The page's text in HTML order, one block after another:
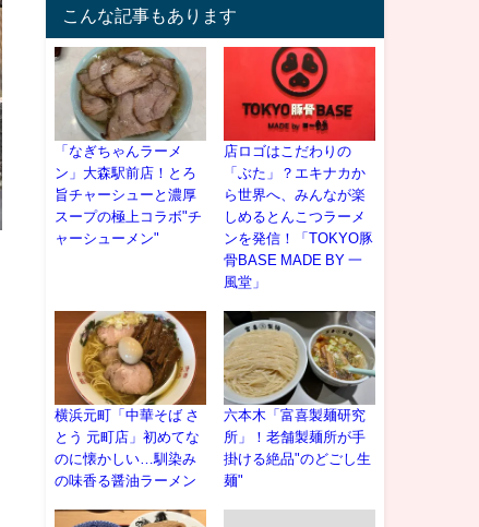
こんな記事もあります
「なぎちゃんラーメ
ン」大森駅前店！とろ
旨チャーシューと濃厚
スープの極上コラボ"チ
ャーシューメン"
店ロゴはこだわりの
「ぶた」？エキナカか
ら世界へ、みんなが楽
しめるとんこつラーメ
ンを発信！「TOKYO豚
骨BASE MADE BY 一
風堂」
横浜元町「中華そば さ
とう 元町店」初めてな
のに懐かしい…馴染み
の味香る醤油ラーメン
六本木「富喜製麺研究
所」！老舗製麺所が手
掛ける絶品"のどごし生
麺"